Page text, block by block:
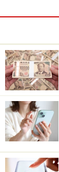
例えば、バ
PBRなどの
入する投資
これは、過
になった（例
という売買
拠になり、
に基づいて
実はシステ